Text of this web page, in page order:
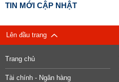
TIN MỚI CẬP NHẬT
Lên đầu trang
Trang chủ
Tài chính - Ngân hàng